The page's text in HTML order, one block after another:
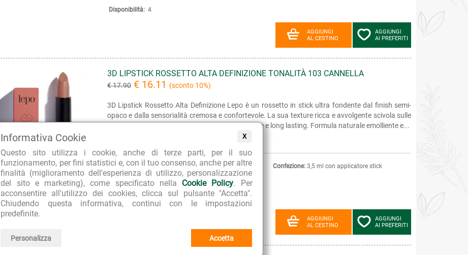
X
Informativa Cookie
Questo sito utilizza i cookie, anche di terze parti, per il suo
funzionamento, per fini statistici e, con il tuo consenso, anche per altre
finalità (miglioramento dell'esperienza di utilizzo, personalizzazione
del sito e marketing), come specificato nella Cookie Policy. Per
acconsentire all'utilizzo dei cookies, clicca sul pulsante "Accetta".
Chiudendo questa informativa, continui con le impostazioni
predefinite.
Personalizza Accetta
Disponibilità: 4
AGGIUNGI
AL CESTINO
AGGIUNGI
AI PREFERITI
3D LIPSTICK ROSSETTO ALTA DEFINIZIONE TONALITÀ 103 CANNELLA
€ 17.90 € 16.11 (sconto 10%)
3D Lipstick Rossetto Alta Definizione Lepo è un rossetto in stick ultra fondente dal finish semi-
opaco e dalla sensorialità cremosa e confortevole. La sua texture ricca e avvolgente scivola sulle
labbra sprigionando un colore intenso, modulabile e long lasting. Formula naturale emolliente e...
Marca: Lepo
Linea: 3D Lipstick Rossetto Alta Definizione
Disponibilità: 2
Confezione: 3,5 ml con applicatore stick
AGGIUNGI
AL CESTINO
AGGIUNGI
AI PREFERITI